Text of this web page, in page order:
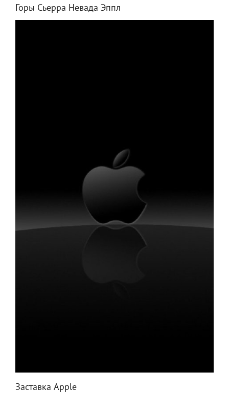
Горы Сьерра Невада Эппл
Заставка Apple